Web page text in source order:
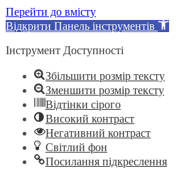
Перейти до вмісту
Відкрити Панель інструментів
Інструмент Доступності
Збільшити розмір тексту
Зменшити розмір тексту
Відтінки сірого
Високий контраст
Негативний контраст
Світлий фон
Посилання підкреслення